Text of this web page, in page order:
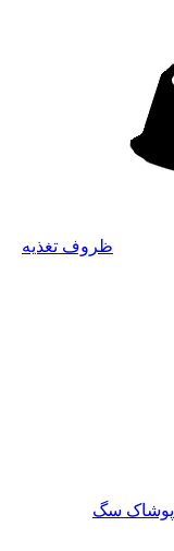
ظروف تغذیه
پوشاک سگ